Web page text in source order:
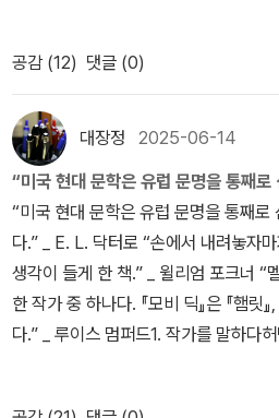
들까지 물고기 밥이 되어 버리는 모습
마엘만이 살아서 믿기지 않은 이야기
한 전설은 여전히 살아 있는 셈이다. <
와 포경선이 나오기에 모비 딕에서 만
도구들과 항해기술은 흥미로웠다. 한
었던 시간이 되기도 했지만 무엇보다
있었던 것이 가장 즐거웠던 게 아닌가
가지 흥미로운 사실을 많이 알게 되었
터 작품에 얽힌 에피소드까지 그야말
느낀 시간이었다. 그러나 안타까운 사
사람들에게 주목 받지 못했다고 한다.
주요성분으로 쓰이기도 한다는데 도
의 몇 권을 접해 보니 명작을 읽는 재미
읽는 재미가 더 찐~하다. 책에 대한 깊
미처 알지 못했던 지식을 알게 되면서
중에 기회가 되면 완역본을 읽어보고픈
배경으로 한 마리의 고래를 잡기 위해
고래를 잡는 모습이 한 편의 영화 필름
하며 '이억원' 운운하기에 누군가가 또
었나 싶어서 검색해 보니 이번에는 금
한편으로는 우스우면서도, 또 한편으
서 얼마나 많은 놀림과 웃음을 겪어야
하고 숙연한 마음마저 들어 미안했다.
미나 야릇한 발음 때문에 자연스레 웃
다. '궉'이나 '팽'처럼 희귀한 성씨도 비
크게 스트레스를 받는 모양이니 한편
원을 거치는 복잡한 절차에도 불구하
지 않다 하니, 생각보다는 많은 사람들
명수 유튜브를 보니 최근 사람 이름을
를 까보는 내용이 나왔다. 요즘 제일
데, 지난번에 인터넷에 돌아다니는 목
공감 (12) 댓글 (0)
대장정 2025-06-14
“미국 현대 문학은 유럽 문명을 통째로
“미국 현대 문학은 유럽 문명을 통째로
다.” _ E. L. 닥터로 “손에서 내려놓자
생각이 들게 한 책.” _ 윌리엄 포크너 “
한 작가 중 하나다. 『모비 딕』은 『햄릿
다.” _ 루이스 멈퍼드1. 작가를 말하다
집에서 태어났다.유복한 어린 시절을